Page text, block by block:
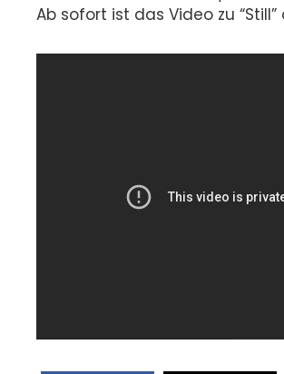
Ab sofort ist das Video zu “Still”